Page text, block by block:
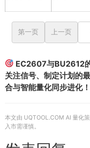
第一页 上一页
EC2607与BU2612
关注信号、制定计划的
合与智能量化同步进化！
本文由 UQTOOL.COM AI 量化
入市需谨慎。